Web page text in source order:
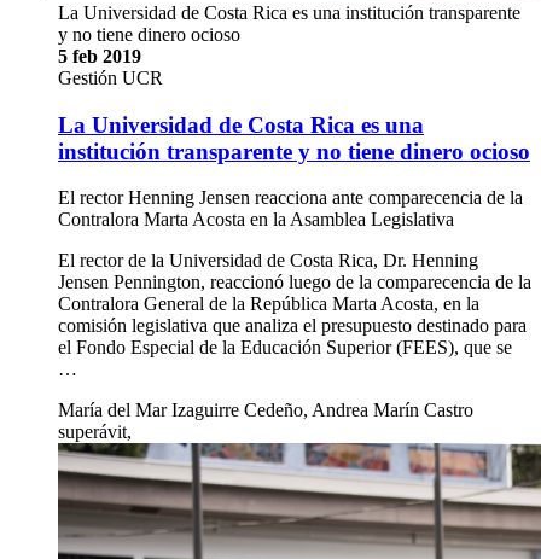
La Universidad de Costa Rica es una institución transparente
y no tiene dinero ocioso
5 feb 2019
Gestión UCR
La Universidad de Costa Rica es una
institución transparente y no tiene dinero ocioso
El rector Henning Jensen reacciona ante comparecencia de la
Contralora Marta Acosta en la Asamblea Legislativa
El rector de la Universidad de Costa Rica, Dr. Henning
Jensen Pennington, reaccionó luego de la comparecencia de la
Contralora General de la República Marta Acosta, en la
comisión legislativa que analiza el presupuesto destinado para
el Fondo Especial de la Educación Superior (FEES), que se
…
María del Mar Izaguirre Cedeño, Andrea Marín Castro
superávit,